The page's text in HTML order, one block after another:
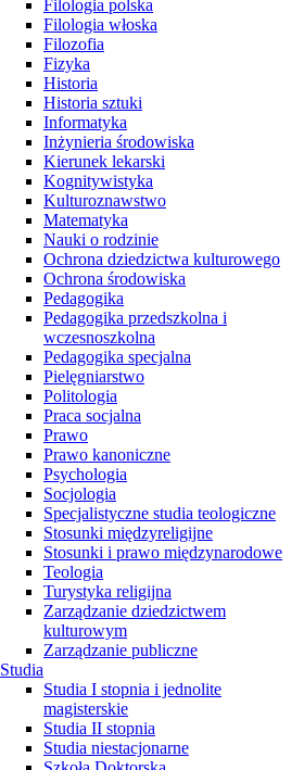
Filologia polska
Filologia włoska
Filozofia
Fizyka
Historia
Historia sztuki
Informatyka
Inżynieria środowiska
Kierunek lekarski
Kognitywistyka
Kulturoznawstwo
Matematyka
Nauki o rodzinie
Ochrona dziedzictwa kulturowego
Ochrona środowiska
Pedagogika
Pedagogika przedszkolna i
wczesnoszkolna
Pedagogika specjalna
Pielęgniarstwo
Politologia
Praca socjalna
Prawo
Prawo kanoniczne
Psychologia
Socjologia
Specjalistyczne studia teologiczne
Stosunki międzyreligijne
Stosunki i prawo międzynarodowe
Teologia
Turystyka religijna
Zarządzanie dziedzictwem
kulturowym
Zarządzanie publiczne
Studia
Studia I stopnia i jednolite
magisterskie
Studia II stopnia
Studia niestacjonarne